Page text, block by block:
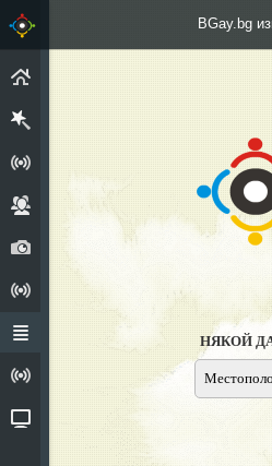
ГРУПИ
СНИМКИ
АНКЕТИ
ИЗПОВЕДАЛНЯ
НЯКОЙ
BGay.bg